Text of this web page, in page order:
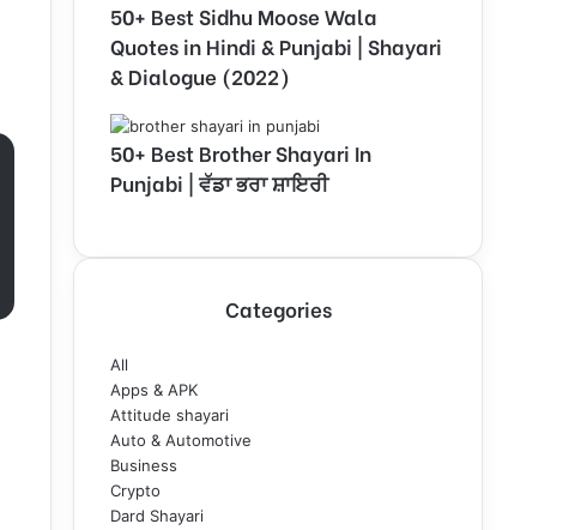
50+ Best Sidhu Moose Wala
Quotes in Hindi & Punjabi | Shayari
& Dialogue (2022)
50+ Best Brother Shayari In
Punjabi | ਵੱਡਾ ਭਰਾ ਸ਼ਾਇਰੀ
Categories
All
Apps & APK
Attitude shayari
Auto & Automotive
Business
Crypto
Dard Shayari